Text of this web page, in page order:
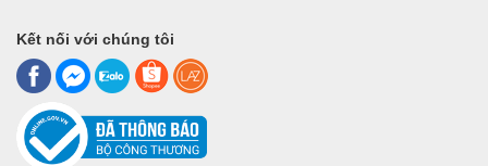
Kết nối với chúng tôi